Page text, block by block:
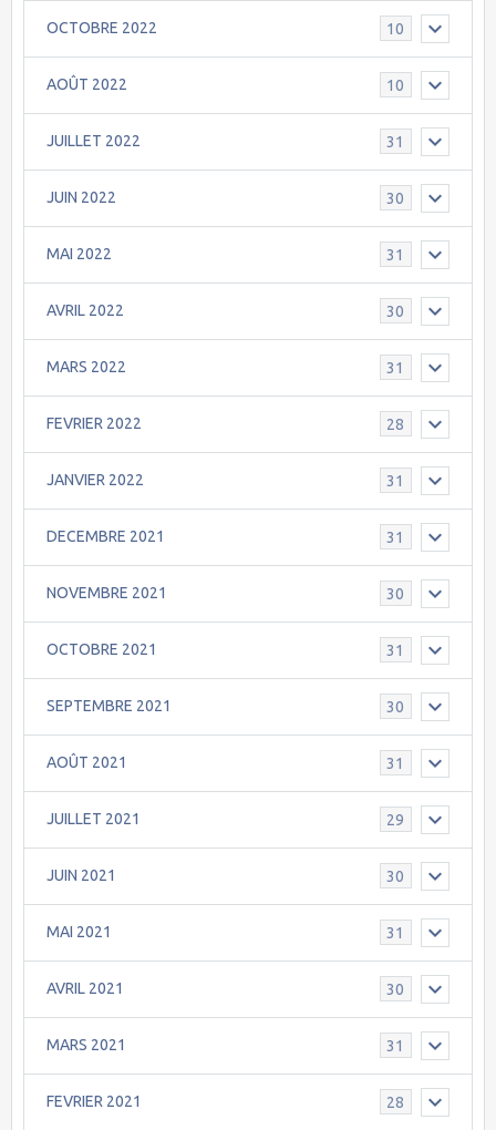
OCTOBRE 2022 10
AOÛT 2022 10
JUILLET 2022 31
JUIN 2022 30
MAI 2022 31
AVRIL 2022 30
MARS 2022 31
FEVRIER 2022 28
JANVIER 2022 31
DECEMBRE 2021 31
NOVEMBRE 2021 30
OCTOBRE 2021 31
SEPTEMBRE 2021 30
AOÛT 2021 31
JUILLET 2021 29
JUIN 2021 30
MAI 2021 31
AVRIL 2021 30
MARS 2021 31
FEVRIER 2021 28